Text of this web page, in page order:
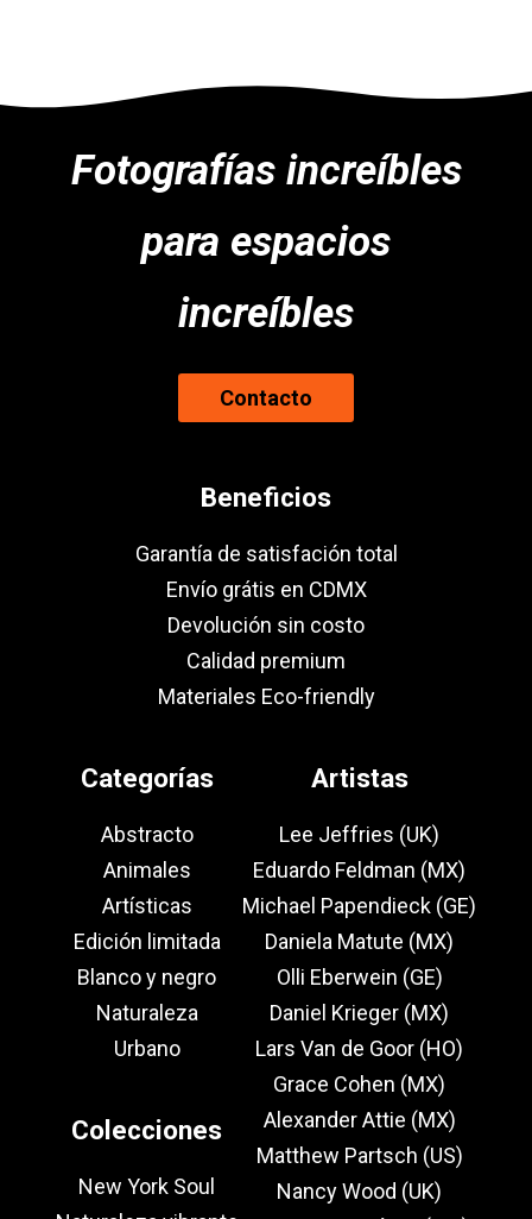
Fotografías increíbles
para espacios
increíbles
Contacto
Beneficios
Garantía de satisfación total
Envío grátis en CDMX
Devolución sin costo
Calidad premium
Materiales Eco-friendly
Categorías
Abstracto
Animales
Artísticas
Edición limitada
Blanco y negro
Naturaleza
Urbano
Colecciones
New York Soul
Artistas
Lee Jeffries (UK)
Eduardo Feldman (MX)
Michael Papendieck (GE)
Daniela Matute (MX)
Olli Eberwein (GE)
Daniel Krieger (MX)
Lars Van de Goor (HO)
Grace Cohen (MX)
Alexander Attie (MX)
Matthew Partsch (US)
Nancy Wood (UK)